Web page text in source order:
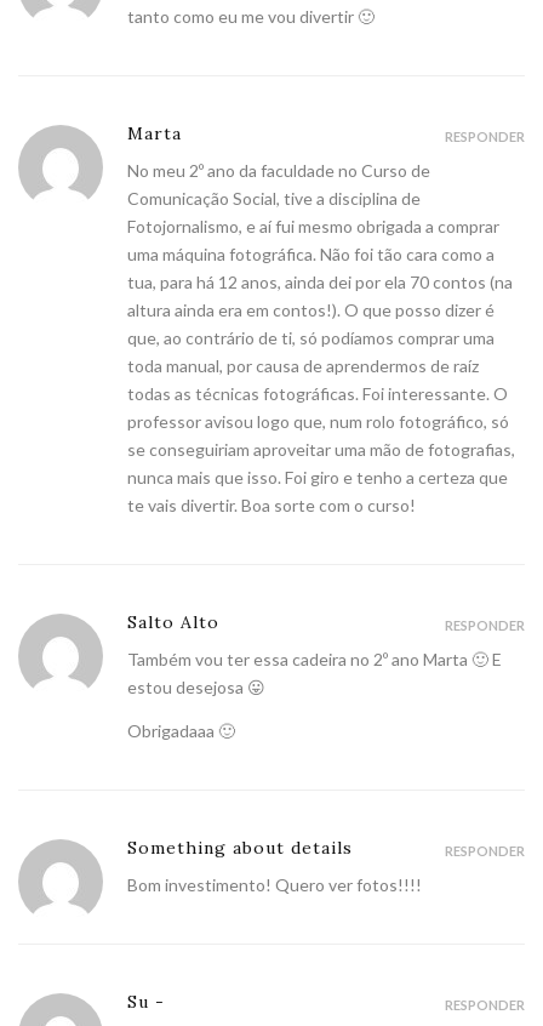
tanto como eu me vou divertir 🙂
Marta
No meu 2º ano da faculdade no Curso de
Comunicação Social, tive a disciplina de
Fotojornalismo, e aí fui mesmo obrigada a comprar
uma máquina fotográfica. Não foi tão cara como a
tua, para há 12 anos, ainda dei por ela 70 contos (na
altura ainda era em contos!). O que posso dizer é
que, ao contrário de ti, só podíamos comprar uma
toda manual, por causa de aprendermos de raíz
todas as técnicas fotográficas. Foi interessante. O
professor avisou logo que, num rolo fotográfico, só
se conseguiriam aproveitar uma mão de fotografias,
nunca mais que isso. Foi giro e tenho a certeza que
te vais divertir. Boa sorte com o curso!
RESPONDER
Salto Alto
Também vou ter essa cadeira no 2º ano Marta 🙂 E
estou desejosa 😛
Obrigadaaa 🙂
RESPONDER
Something about details
Bom investimento! Quero ver fotos!!!!
RESPONDER
Su - RESPONDER